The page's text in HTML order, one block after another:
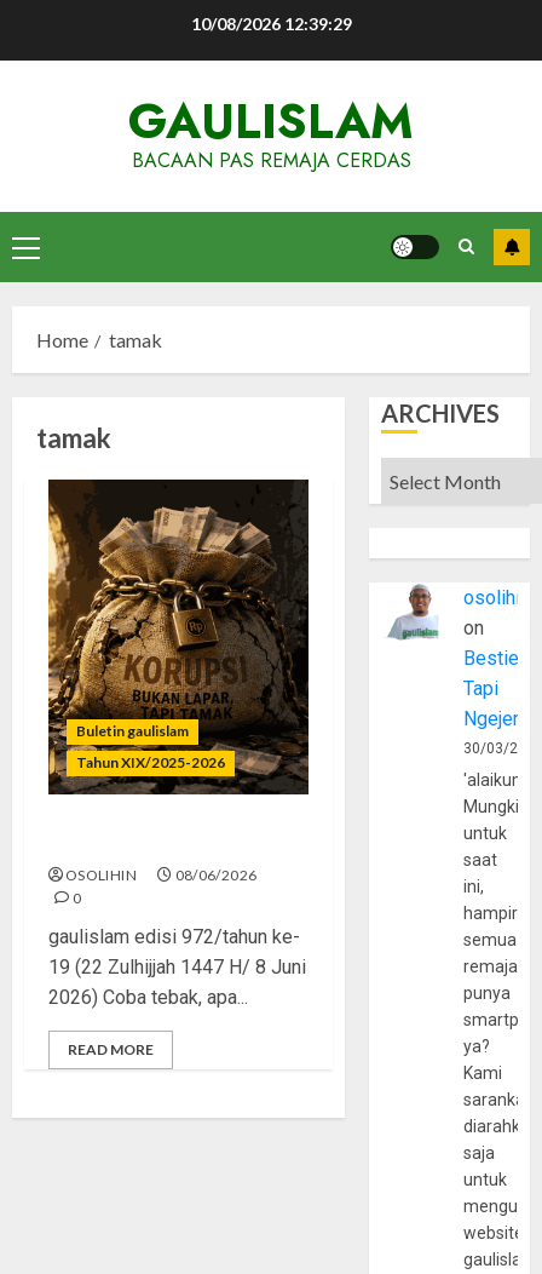
10/08/2026 12:39:30
GAULISLAM
BACAAN PAS REMAJA CERDAS
Primary
Menu
Home tamak
tamak
Buletin gaulislam
Tahun XIX/2025-2026
OSOLIHIN
08/06/2026
0
gaulislam edisi 972/tahun ke-
19 (22 Zulhijjah 1447 H/ 8 Juni
2026) Coba tebak, apa...
READ MORE
ARCHIVES
Archives
osolihin
on
Bestie
Tapi
30/03/
Mungkin
untuk
saat
ini,
hampir
semua
remaja
punya
ya?
Kami
sarankan,
diarahkan
saja
untuk
website